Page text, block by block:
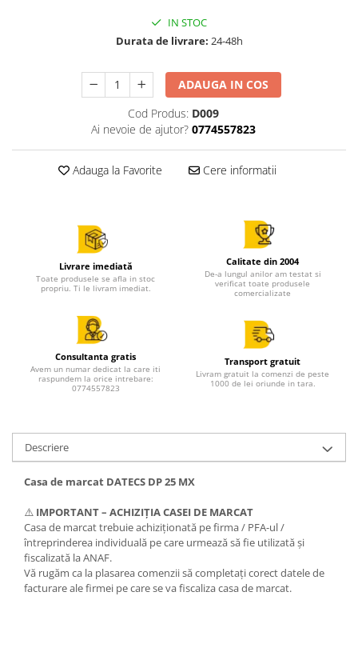
IN STOC
Durata de livrare: 24-48h
ADAUGA IN COS
Cod Produs: D009
Ai nevoie de ajutor? 0774557823
Adauga la Favorite Cere informatii
Livrare imediată
Toate produsele se afla in stoc
propriu. Ti le livram imediat.
Calitate din 2004
De-a lungul anilor am testat si
verificat toate produsele
comercializate
Consultanta gratis
Avem un numar dedicat la care iti
raspundem la orice intrebare:
0774557823
Transport gratuit
Livram gratuit la comenzi de peste
1000 de lei oriunde in tara.
Descriere
Casa de marcat DATECS DP 25 MX
⚠️ IMPORTANT – ACHIZIȚIA CASEI DE MARCAT
Casa de marcat trebuie achiziționată pe firma / PFA-ul /
întreprinderea individuală pe care urmează să fie utilizată și
fiscalizată la ANAF.
Vă rugăm ca la plasarea comenzii să completați corect datele de
facturare ale firmei pe care se va fiscaliza casa de marcat.